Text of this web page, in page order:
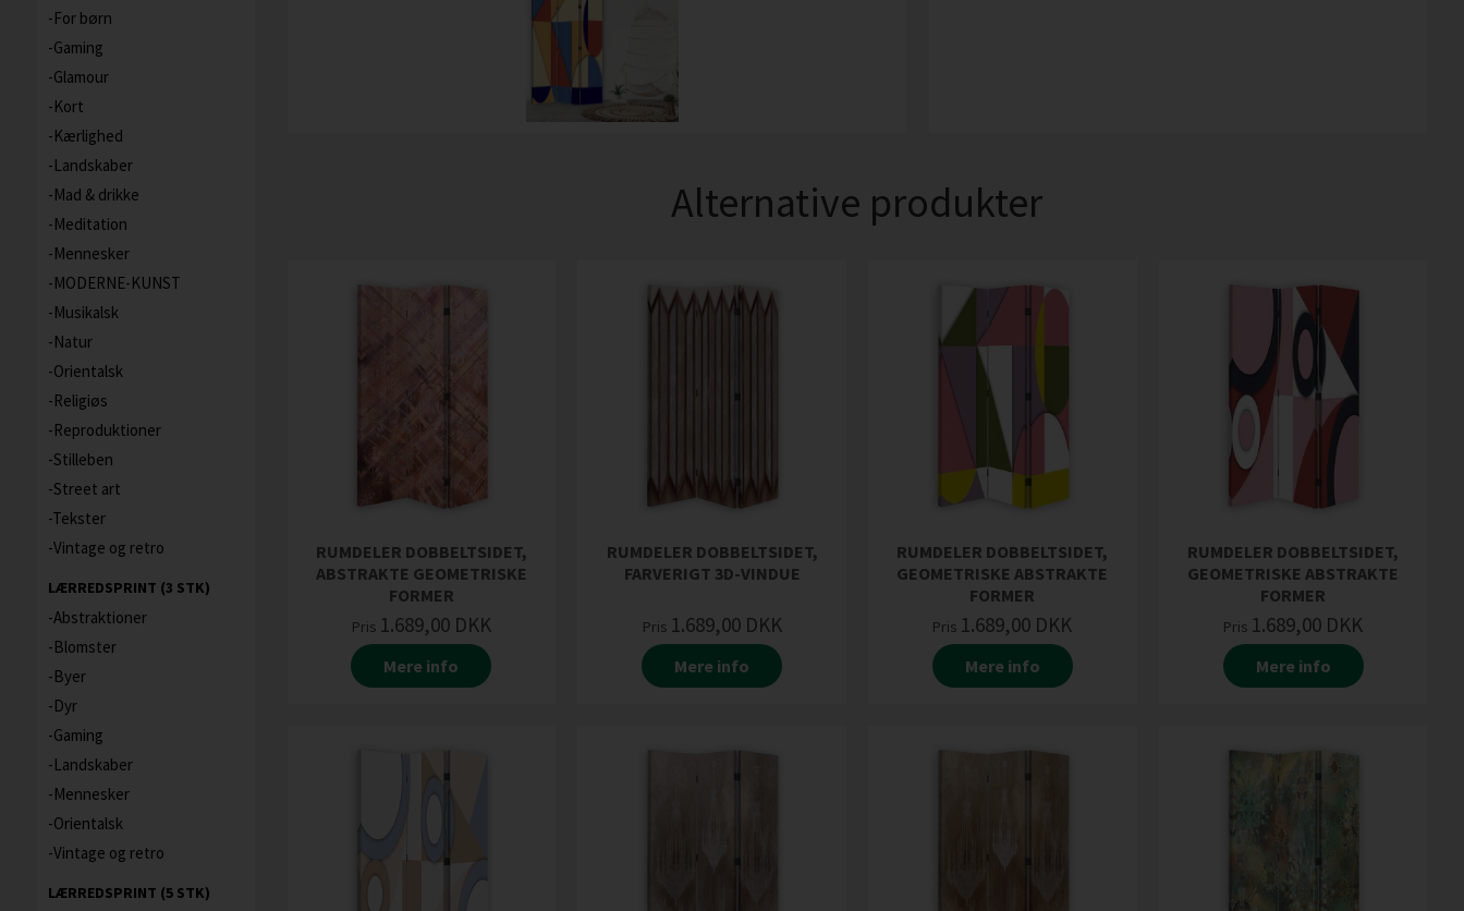
For børn
Gaming
Glamour
Kort
Kærlighed
Landskaber
Mad & drikke
Meditation
Mennesker
MODERNE-KUNST
Musikalsk
Natur
Orientalsk
Religiøs
Reproduktioner
Stilleben
Street art
Tekster
Vintage og retro
LÆRREDSPRINT (3 STK)
Abstraktioner
Blomster
Byer
Dyr
Gaming
Landskaber
Mennesker
Orientalsk
Vintage og retro
LÆRREDSPRINT (5 STK)
Alternative produkter
RUMDELER DOBBELTSIDET,
ABSTRAKTE GEOMETRISKE
FORMER
Pris 1.689,00 DKK
Mere info
RUMDELER DOBBELTSIDET,
FARVERIGT 3D-VINDUE
Pris 1.689,00 DKK
Mere info
RUMDELER DOBBELTSIDET,
GEOMETRISKE ABSTRAKTE
FORMER
Pris 1.689,00 DKK
Mere info
RUMDELER DOBBELTSIDET,
GEOMETRISKE ABSTRAKTE
FORMER
Pris 1.689,00 DKK
Mere info